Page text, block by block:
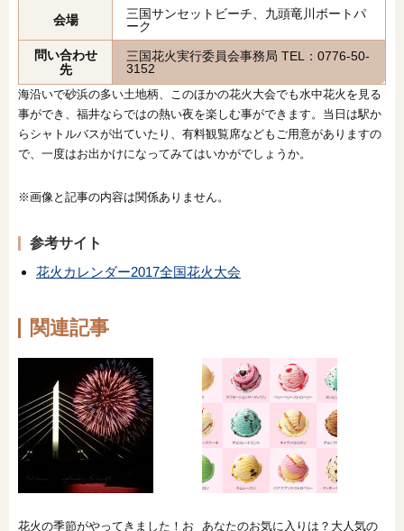
会場
三国サンセットビーチ、九頭竜川ボートパ
ーク
問い合わせ
先
三国花火実行委員会事務局 TEL：0776-50-
3152
海沿いで砂浜の多い土地柄、このほかの花火大会でも水中花火を見る
事ができ、福井ならではの熱い夜を楽しむ事ができます。当日は駅か
らシャトルバスが出ていたり、有料観覧席などもご用意がありますの
で、一度はお出かけになってみてはいかがでしょうか。
※画像と記事の内容は関係ありません。
参考サイト
花火カレンダー2017全国花火大会
関連記事
花火の季節がやってきました！お あなたのお気に入りは？大人気の